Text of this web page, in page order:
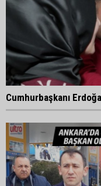
Cumhurbaşkanı